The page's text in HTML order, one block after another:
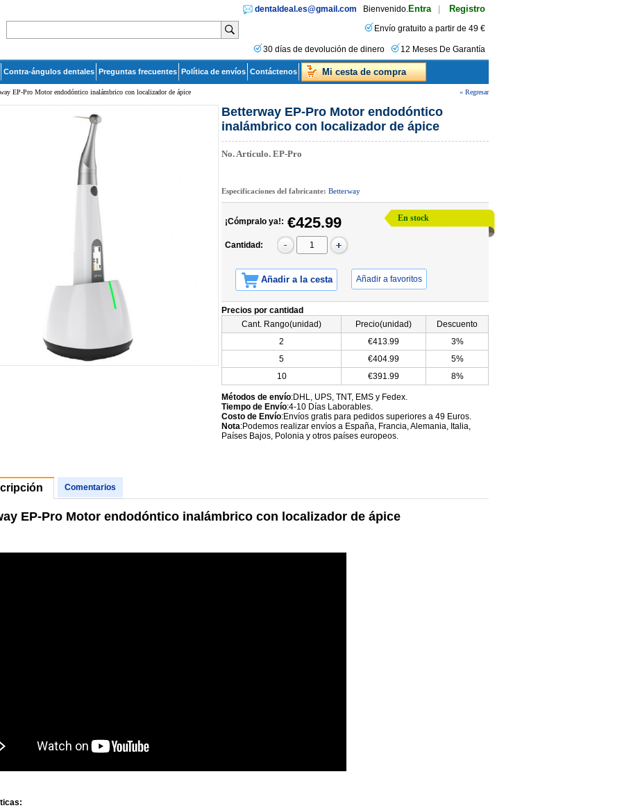
dentaldeal.es@gmail.com Bienvenido.Entra Registro
Envío gratuito a partir de 49 €
30 días de devolución de dinero 12 Meses De Garantía
Contra-ángulos dentales Preguntas frecuentes Política de envíos Contáctenos Mi cesta de compra
EP-Pro Motor endodóntico inalámbrico con localizador de ápice « Regresar
Betterway EP-Pro Motor endodóntico
inalámbrico con localizador de ápice
No. Artículo. EP-Pro
Especificaciones del fabricante: Betterway
En stock
¡Cómpralo ya!: €425.99
Cantidad:
Añadir a la cesta Añadir a favoritos
Precios por cantidad
Cant. Rango(unidad)
Precio(unidad)
Descuento
2
€413.99
3%
5
€404.99
5%
10
€391.99 8%
Métodos de envío:DHL, UPS, TNT, EMS y Fedex.
Tiempo de Envío:4-10 Días Laborables.
Costo de Envío:Envíos gratis para pedidos superiores a 49 Euros.
Nota:Podemos realizar envíos a España, Francia, Alemania, Italia,
Países Bajos, Polonia y otros países europeos.
Comentarios
EP-Pro Motor endodóntico inalámbrico con localizador de ápice